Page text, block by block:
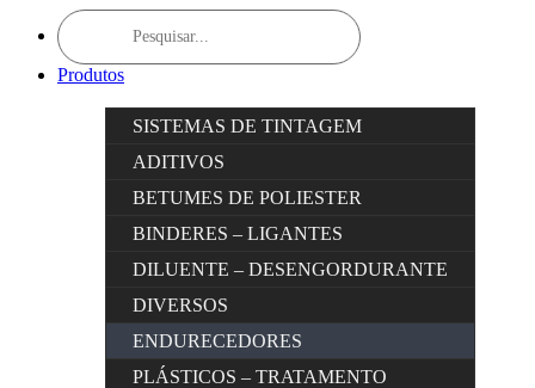
Products
search
Produtos
SISTEMAS DE TINTAGEM
ADITIVOS
BETUMES DE POLIESTER
BINDERES – LIGANTES
DILUENTE – DESENGORDURANTE
DIVERSOS
ENDURECEDORES
PLÁSTICOS – TRATAMENTO